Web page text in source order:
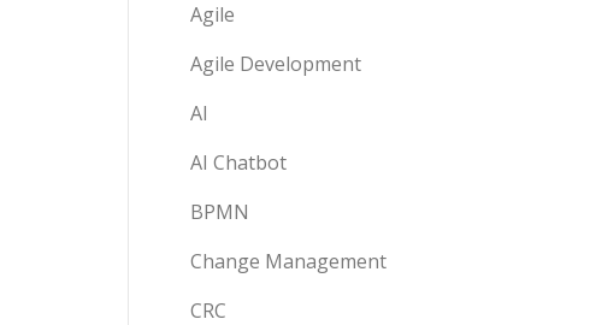
Agile
Agile Development
AI
AI Chatbot
BPMN
Change Management
CRC